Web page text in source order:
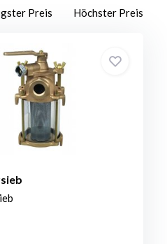
Preis Höchster Preis